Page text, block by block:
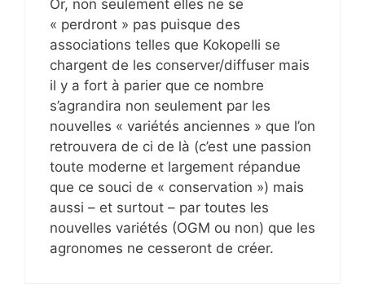
Or, non seulement elles ne se
« perdront » pas puisque des
associations telles que Kokopelli se
chargent de les conserver/diffuser mais
il y a fort à parier que ce nombre
s’agrandira non seulement par les
nouvelles « variétés anciennes » que l’on
retrouvera de ci de là (c’est une passion
toute moderne et largement répandue
que ce souci de « conservation ») mais
aussi – et surtout – par toutes les
nouvelles variétés (OGM ou non) que les
agronomes ne cesseront de créer.